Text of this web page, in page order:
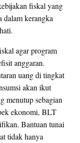
fiskal yang
dalam kerangka
agar program
anggaran.
uang di tingkat
akan ikut
menutup sebagian
ekonomi, BLT
Bantuan tunai
tidak hanya